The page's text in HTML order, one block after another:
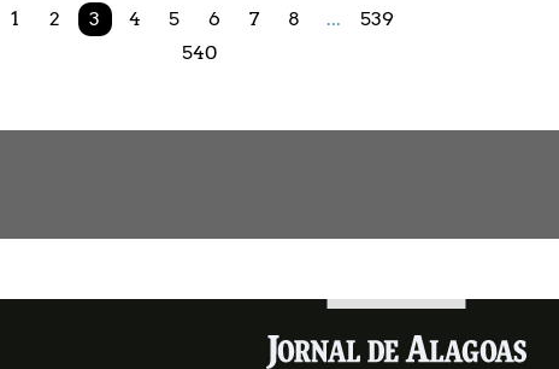
1 2 3 4 5 6 7 8 ...
539
540